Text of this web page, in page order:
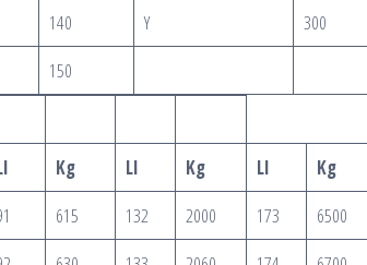
140 Y
300
150
Kg LI Kg LI
Kg
615 132 2000 173
6500